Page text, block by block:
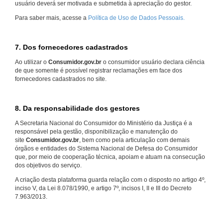
usuário deverá ser motivada e submetida à apreciação do gestor.
Para saber mais, acesse a Política de Uso de Dados Pessoais.
7. Dos fornecedores cadastrados
Ao utilizar o Consumidor.gov.br o consumidor usuário declara ciência
de que somente é possível registrar reclamações em face dos
fornecedores cadastrados no site.
8. Da responsabilidade dos gestores
A Secretaria Nacional do Consumidor do Ministério da Justiça é a
responsável pela gestão, disponibilização e manutenção do
site Consumidor.gov.br, bem como pela articulação com demais
órgãos e entidades do Sistema Nacional de Defesa do Consumidor
que, por meio de cooperação técnica, apoiam e atuam na consecução
dos objetivos do serviço.
A criação desta plataforma guarda relação com o disposto no artigo 4º,
inciso V, da Lei 8.078/1990, e artigo 7º, incisos I, II e III do Decreto
7.963/2013.